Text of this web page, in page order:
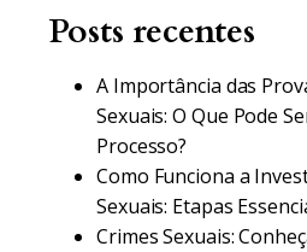
Posts recentes
A Importância das
Sexuais: O Que Pode
Processo?
Como Funciona a
Sexuais: Etapas
Crimes Sexuais: